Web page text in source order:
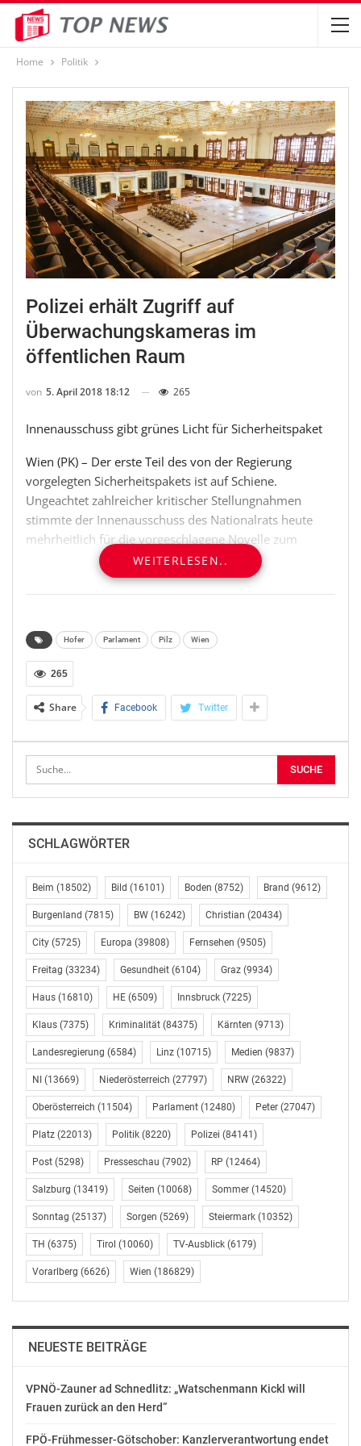
Home Politik
Polizei erhält Zugriff auf
Überwachungskameras im
öffentlichen Raum
von 5. April 2018 18:12 265
Innenausschuss gibt grünes Licht für Sicherheitspaket
Wien (PK) – Der erste Teil des von der Regierung
vorgelegten Sicherheitspakets ist auf Schiene.
Ungeachtet zahlreicher kritischer Stellungnahmen
stimmte der Innenausschuss des Nationalrats heute
mehrheitlich für die vorgeschlagene Novelle zum
Sicherheitspolizeigesetz und begleitende Änderungen in
der Straßenverkehrsordnung und im
Telekommunikationsgesetz. Damit wird der Polizei
im öffentlichen Raum ermöglicht. Auch Aufzeichnungen
Kennzeichenüberwachungssystemen können
ausgewertet werden. Ein Aus steht hingegen anonymen
Wertkartenhandys bevor. Wer sich aus grobem
Polizeieinsatz auslöst, kann künftig zur Kasse gebeten
werden.
ÖVP und FPÖ. Man müsse den Sicherheitsbehörden
aktuelle technische Möglichkeiten in die Hand geben,
Rosenkranz klar hinter das Gesetz. Änderungen am
Entwurf wurden vorerst nicht vorgenommen, laut FPÖ-
Abgeordnetem Werner Herbert könnte aber noch die
eine oder andere punktuelle Anregung des
Datenschutzrats aufgegriffen werden. Den von SPÖ,
NEOS und der Liste Pilz wiederholt verwendeten Begriff
des „Überwachungspakets“, ließen die
Koalitionsparteien nicht gelten, der Vorwurf gehe, so
ÖVP-Sicherheitssprecher Werner Amon, ins Leere.
Einen unverhältnismäßigen Eingriff in Grund- und
Freiheitsrechte kann auch Innenminister Herbert Kickl
nicht erkennen. Das richtige Maß zwischen Sicherheit
auf der einen Seite sowie Grund- und Freiheitsrechte
auf der anderen Seite zu finden, sei keine einfache
Übung, meinte er im Ausschuss, man habe es aber
geschafft, beide Interessen auszutarieren. Eine
permanente Überwachung, wie die Opposition
suggeriere, werde es nicht geben. Das Sicherheitspaket
enthalte Maßnahmen, „die international state of the art
sind“.
ÖVP-FPÖ-Mehrheit – gefasste Entschließung betrifft die
Nutzung von „Section Control“-Daten durch die
Verkehrsminister Norbert Hofer werden ersucht,
gemeinsam mit der ASFINAG zu prüfen, an welchen
neuralgischen Punkten, etwa in Grenznähe, derartige
WEITERLESEN..
Hofer Parlament Pilz Wien
265
Share Facebook Twitter
SCHLAGWÖRTER
Beim (18502) Bild (16101) Boden (8752) Brand (9612)
Burgenland (7815) BW (16242) Christian (20434)
City (5725) Europa (39808) Fernsehen (9505)
Freitag (33234) Gesundheit (6104) Graz (9934)
Haus (16810) HE (6509) Innsbruck (7225)
Klaus (7375) Kriminalität (84375) Kärnten (9713)
Landesregierung (6584) Linz (10715) Medien (9837)
NI (13669) Niederösterreich (27797) NRW (26322)
Oberösterreich (11504) Parlament (12480) Peter (27047)
Platz (22013) Politik (8220) Polizei (84141)
Post (5298) Presseschau (7902) RP (12464)
Salzburg (13419) Seiten (10068) Sommer (14520)
Sonntag (25137) Sorgen (5269) Steiermark (10352)
TH (6375) Tirol (10060) TV-Ausblick (6179)
Vorarlberg (6626) Wien (186829)
NEUESTE BEITRÄGE
VPNÖ-Zauner ad Schnedlitz: „Watschenmann Kickl will
Frauen zurück an den Herd“
FPÖ-Frühmesser-Götschober: Kanzlerverantwortung endet